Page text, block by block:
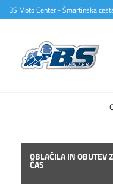
BS Moto Center - Šmartinska
OBLAČILA IN OBUTEV
ČAS